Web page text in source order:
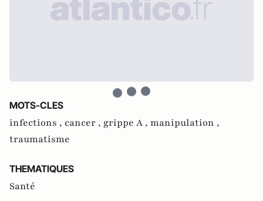
MOTS-CLES
infections , cancer , grippe A , manipulation ,
traumatisme
THEMATIQUES
Santé